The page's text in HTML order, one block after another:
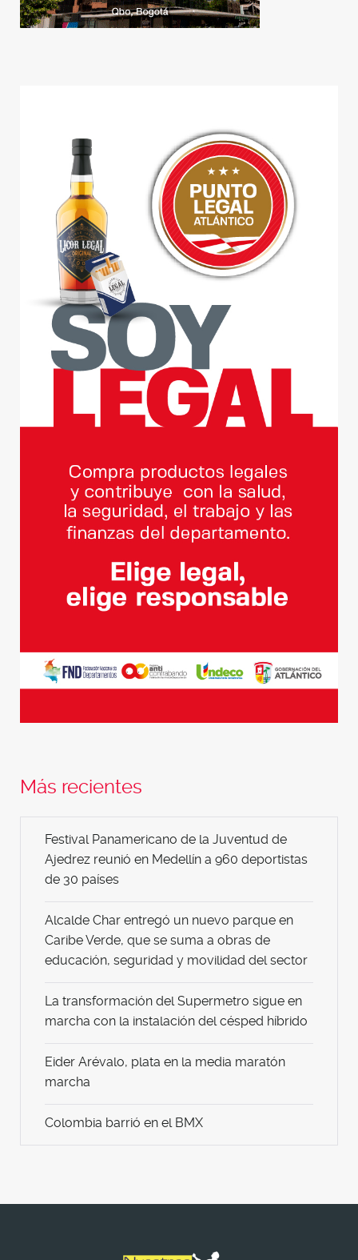
Más recientes
Festival Panamericano de la Juventud de
Ajedrez reunió en Medellín a 960 deportistas
de 30 países
Alcalde Char entregó un nuevo parque en
Caribe Verde, que se suma a obras de
educación, seguridad y movilidad del sector
La transformación del Supermetro sigue en
marcha con la instalación del césped híbrido
Eider Arévalo, plata en la media maratón
marcha
Colombia barrió en el BMX